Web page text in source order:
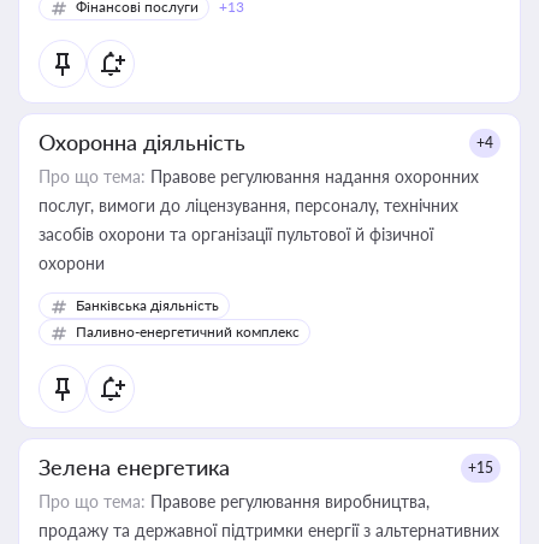
Фінансові послуги
+13
Охоронна діяльність +4
Про що тема: Правове регулювання надання охоронних
послуг, вимоги до ліцензування, персоналу, технічних
засобів охорони та організації пультової й фізичної
охорони
Банківська діяльність
Паливно-енергетичний комплекс
Зелена енергетика +15
Про що тема: Правове регулювання виробництва,
продажу та державної підтримки енергії з альтернативних